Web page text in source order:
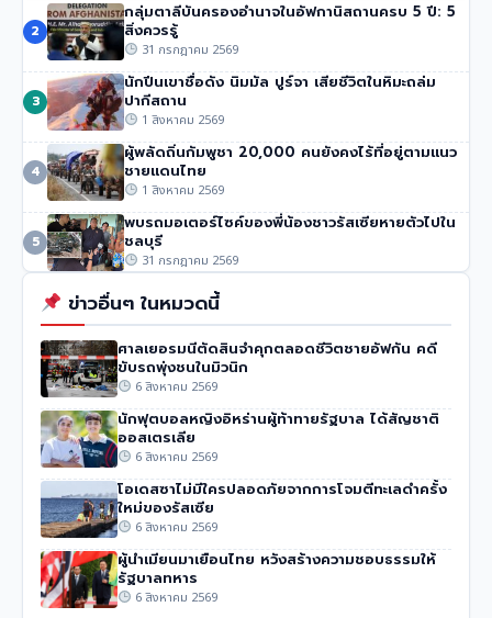
ทรัมป์เผย ‘Board of Peace’ บรรลุข้อตกลงปลดอาวุธฮา
มาส
285 วิว• 31 กรกฎาคม 2569
2
กลุ่มตาลีบันครองอำนาจในอัฟกานิสถานครบ 5 ปี: 5
สิ่งควรรู้
31 กรกฎาคม 2569
3
นักปีนเขาชื่อดัง นิมมัล ปูร์จา เสียชีวิตในหิมะถล่ม
ปากีสถาน
1 สิงหาคม 2569
4
ผู้พลัดถิ่นกัมพูชา 20,000 คนยังคงไร้ที่อยู่ตามแนว
ชายแดนไทย
1 สิงหาคม 2569
5
พบรถมอเตอร์ไซค์ของพี่น้องชาวรัสเซียหายตัวไปใน
ชลบุรี
31 กรกฎาคม 2569
ข่าวอื่นๆ ในหมวดนี้
ศาลเยอรมนีตัดสินจำคุกตลอดชีวิตชายอัฟกัน คดี
ขับรถพุ่งชนในมิวนิก
6 สิงหาคม 2569
นักฟุตบอลหญิงอิหร่านผู้ท้าทายรัฐบาล ได้สัญชาติ
ออสเตรเลีย
6 สิงหาคม 2569
โอเดสซาไม่มีใครปลอดภัยจากการโจมตีทะเลดำครั้ง
ใหม่ของรัสเซีย
6 สิงหาคม 2569
ผู้นำเมียนมาเยือนไทย หวังสร้างความชอบธรรมให้
รัฐบาลทหาร
6 สิงหาคม 2569